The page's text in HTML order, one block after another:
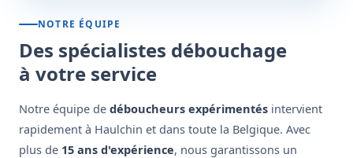
NOTRE ÉQUIPE
Des spécialistes débouchage
à votre service
Notre équipe de déboucheurs expérimentés intervient
rapidement à Haulchin et dans toute la Belgique. Avec
plus de 15 ans d'expérience, nous garantissons un